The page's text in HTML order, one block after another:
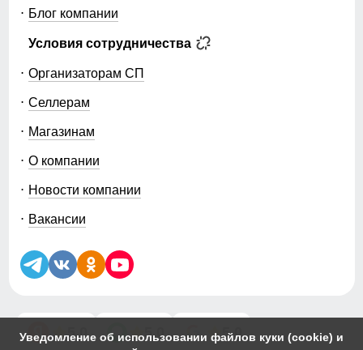
Уведомление об использовании файлов куки (cookie) и
Блог компании
Условия сотрудничества
Организаторам СП
Селлерам
Магазинам
О компании
Новости компании
Вакансии
5.0 5.0 5.0